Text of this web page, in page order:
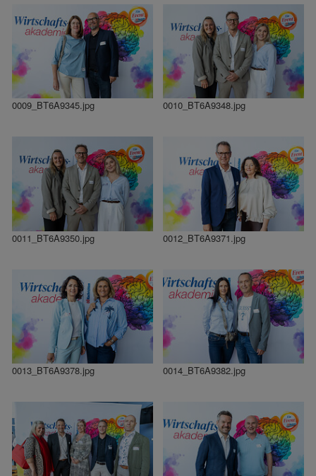
0009_BT6A9345.jpg 0010_BT6A9348.jpg
0011_BT6A9350.jpg 0012_BT6A9371.jpg
0013_BT6A9378.jpg 0014_BT6A9382.jpg